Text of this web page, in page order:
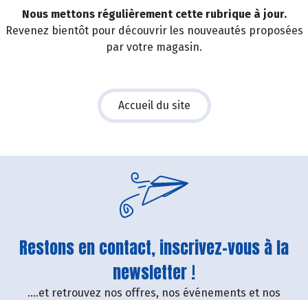
Nous mettons régulièrement cette rubrique à jour.
Revenez bientôt pour découvrir les nouveautés proposées
par votre magasin.
Accueil du site
Restons en contact, inscrivez-vous à la
newsletter !
....et retrouvez nos offres, nos événements et nos